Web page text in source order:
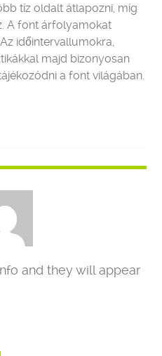
tíz oldalt átlapozni, míg
A font árfolyamokat
időintervallumokra,
majd bizonyosan
a font világában.
and they will appear